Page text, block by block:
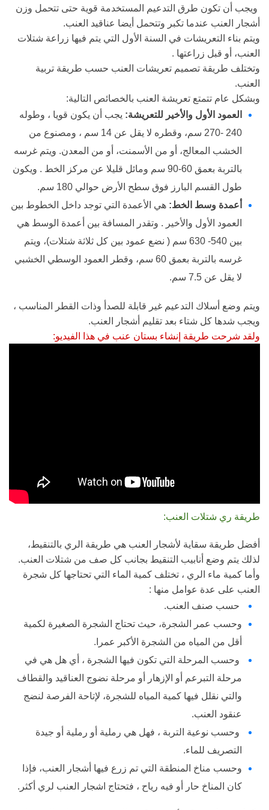
ويجب أن تكون طرق التدعيم المستخدمة قوية حتى تتحمل وزن
أشجار العنب عندما تكبر وتتحمل أيضا عناقيد العنب.
ويتم بناء التعريشات في السنة الأول التي يتم فيها زراعة شتلات
العنب، أو قبل زراعتها .
وتختلف طريقة تصميم تعريشات العنب حسب طريقة تربية
العنب.
وبشكل عام تتمتع تعريشة العنب بالخصائص التالية:
العمود الأول والأخير للتعريشة: يجب أن يكون قويا ، وطوله
240 -270 سم، وقطره لا يقل عن 14 سم ، ومصنوع من
الخشب المعالج، أو من الأسمنت، أو من المعدن. ويتم غرسه
بالتربة بعمق 60-90 سم ومائل قليلا عن مركز الخط . ويكون
طول القسم البارز فوق سطح الأرض حوالي 180 سم.
أعمدة وسط الخط: هي الأعمدة التي توجد داخل الخطوط بين
العمود الأول والأخير . وتقدر المسافة بين أعمدة الوسط هي
بين 540- 630 سم ( نضع عمود بين كل ثلاثة شتلات)، ويتم
غرسه بالتربة بعمق 60 سم، وقطر العمود الوسطي الخشبي
لا يقل عن 7.5 سم.
ويتم وضع أسلاك التدعيم غير قابلة للصدأ وذات القطر المناسب ،
ويجب شدها كل شتاء بعد تقليم أشجار العنب.
ولقد شرحت طريقة إنشاء بستان عنب في هذا الفيديو:
طريقة ري شتلات العنب:
أفضل طريقة سقاية لأشجار العنب هي طريقة الري بالتنقيط،
لذلك يتم وضع أنابيب التنقيط بجانب كل صف من شتلات العنب.
وأما كمية ماء الري ، تختلف كمية الماء التي تحتاجها كل شجرة
العنب على عدة عوامل منها :
حسب صنف العنب.
وحسب عمر الشجرة، حيث تحتاج الشجرة الصغيرة لكمية
أقل من المياه من الشجرة الأكبر عمرا.
وحسب المرحلة التي تكون فيها الشجرة ، أي هل هي في
مرحلة التبرعم أو الإزهار أو مرحلة نضوج العناقيد والقطاف
والتي نقلل فيها كمية المياه للشجرة، لإتاحة الفرصة لنضج
عنقود العنب.
وحسب نوعية التربة ، فهل هي رملية أو رملية أو جيدة
التصريف للماء.
وحسب مناخ المنطقة التي تم زرع فيها أشجار العنب، فإذا
كان المناخ حار أو فيه رياح ، فتحتاج اشجار العنب لري أكثر.